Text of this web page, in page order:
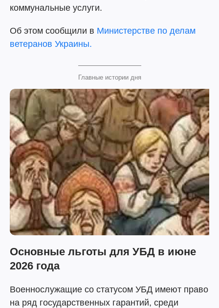
коммунальные услуги.
Об этом сообщили в Министерстве по делам
ветеранов Украины.
Главные истории дня
Основные льготы для УБД в июне
2026 года
Военнослужащие со статусом УБД имеют право
на ряд государственных гарантий, среди